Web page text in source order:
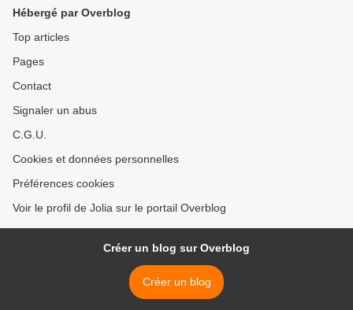
Hébergé par Overblog
Top articles
Pages
Contact
Signaler un abus
C.G.U.
Cookies et données personnelles
Préférences cookies
Voir le profil de Jolia sur le portail Overblog
Créer un blog sur Overblog
Créer un blog